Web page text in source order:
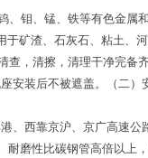
钼、锰、铁等有色金属
矿渣、石灰石、粘土、
，清擦，清理干净完备
安装后不被遮盖。（二）
、西靠京沪、京广高速
磨性比碳钢管高倍以上